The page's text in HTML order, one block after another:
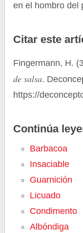
en el hombro del
Citar este
Fingermann, H.
de salsa.
https://
Continúa
Barbacoa
Insaciable
Guarnición
Licuado
Condimento
Albóndiga